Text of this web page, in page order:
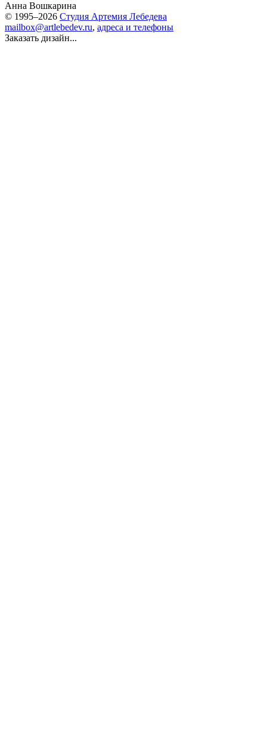
Анна Вошкарина
© 1995–2026 Студия Артемия Лебедева
mailbox@artlebedev.ru, адреса и телефоны
Заказать дизайн...